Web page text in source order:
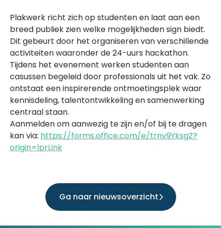
Plakwerk richt zich op studenten en laat aan een
breed publiek zien welke mogelijkheden sign biedt.
Dit gebeurt door het organiseren van verschillende
activiteiten waaronder de 24-uurs hackathon.
Tijdens het evenement werken studenten aan
casussen begeleid door professionals uit het vak. Zo
ontstaat een inspirerende ontmoetingsplek waar
kennisdeling, talentontwikkeling en samenwerking
centraal staan.
Aanmelden om aanwezig te zijn en/of bij te dragen
kan via: https://forms.office.com/e/trnv9YksgZ?
origin=lprLink
Ga naar nieuwsoverzicht